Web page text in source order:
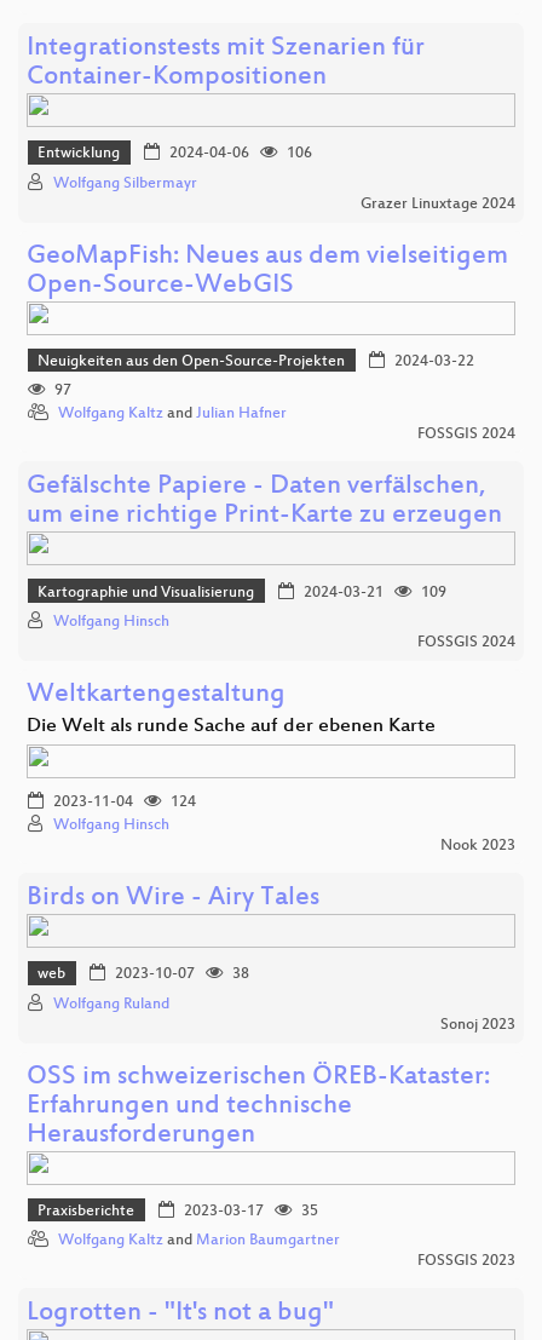
Integrationstests mit Szenarien für
Container-Kompositionen
Entwicklung 2024-04-06
106
Wolfgang Silbermayr
Grazer Linuxtage 2024
GeoMapFish: Neues aus dem vielseitigem
Open-Source-WebGIS
Neuigkeiten aus den Open-Source-Projekten
2024-03-22
97
Wolfgang Kaltz and Julian Hafner
FOSSGIS 2024
Gefälschte Papiere - Daten verfälschen,
um eine richtige Print-Karte zu erzeugen
Kartographie und Visualisierung 2024-03-21
109
Wolfgang Hinsch
FOSSGIS 2024
Weltkartengestaltung
Die Welt als runde Sache auf der ebenen Karte
2023-11-04
124
Wolfgang Hinsch
Nook 2023
Birds on Wire - Airy Tales
web 2023-10-07
38
Wolfgang Ruland
Sonoj 2023
OSS im schweizerischen ÖREB-Kataster:
Erfahrungen und technische
Herausforderungen
Praxisberichte 2023-03-17
35
Wolfgang Kaltz and Marion Baumgartner
FOSSGIS 2023
Logrotten - "It's not a bug"